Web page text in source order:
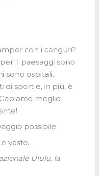
con i canguri?
I paesaggi sono
sono ospitali,
di sport e, in più, è
meglio
possibile.
vasto.
Ululu, la